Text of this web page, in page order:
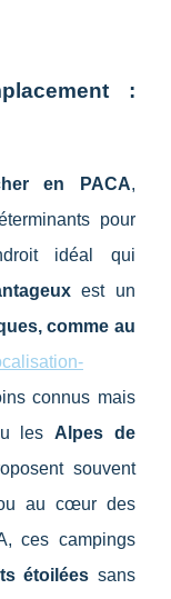
:
en PACA,
pour
idéal qui
est un
comme au
connus mais
les Alpes de
souvent
au cœur des
ces campings
étoilées sans